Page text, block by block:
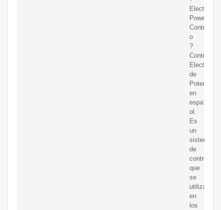
Electronic
Power
Control?
o
?
Control
Electrónico
de
Potencia?
en
espa?
ol.
Es
un
sistema
de
control
que
se
utiliza
en
los